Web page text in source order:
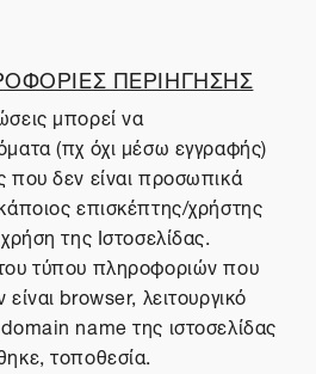
ΠΕΡΙΗΓΗΣΗΣ
μπορεί να
(πχ όχι μέσω εγγραφής)
που δεν είναι προσωπικά
επισκέπτης/χρήστης
της Ιστοσελίδας.
τύπου πληροφοριών που
browser, λειτουργικό
name της ιστοσελίδας
τοποθεσία.